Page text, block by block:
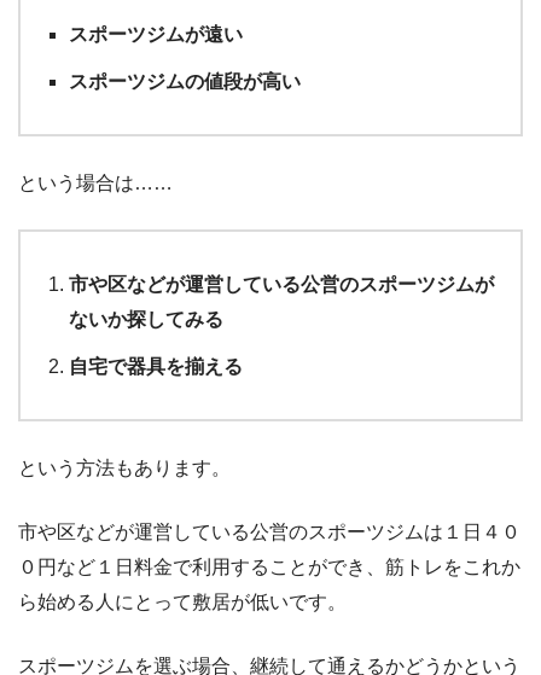
スポーツジムが遠い
スポーツジムの値段が高い
という場合は……
市や区などが運営している公営のスポーツジムが
ないか探してみる
自宅で器具を揃える
という方法もあります。
市や区などが運営している公営のスポーツジムは１日４０
０円など１日料金で利用することができ、筋トレをこれか
ら始める人にとって敷居が低いです。
スポーツジムを選ぶ場合、継続して通えるかどうかという